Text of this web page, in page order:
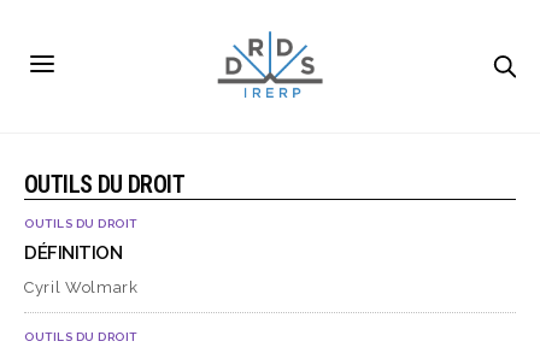
OUTILS DU DROIT
OUTILS DU DROIT
DÉFINITION
Cyril Wolmark
OUTILS DU DROIT